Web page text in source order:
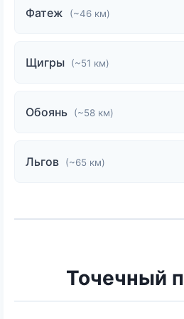
Фатеж (~46 км)
Щигры (~51 км)
Обоянь (~58 км)
Льгов (~65 км)
Точечный